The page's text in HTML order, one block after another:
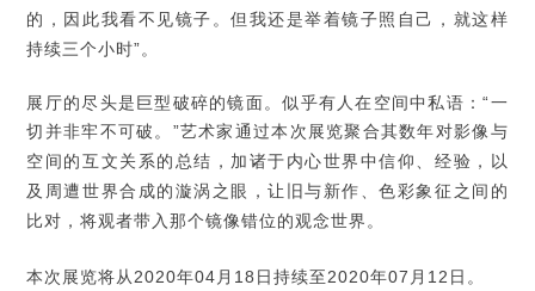
的，因此我看不见镜子。但我还是举着镜子照自己，就这样
持续三个小时”。
展厅的尽头是巨型破碎的镜面。似乎有人在空间中私语：“一
切并非牢不可破。”艺术家通过本次展览聚合其数年对影像与
空间的互文关系的总结，加诸于内心世界中信仰、经验，以
及周遭世界合成的漩涡之眼，让旧与新作、色彩象征之间的
比对，将观者带入那个镜像错位的观念世界。
本次展览将从2020年04月18日持续至2020年07月12日。